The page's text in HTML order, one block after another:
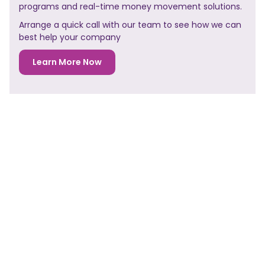
programs and real-time money movement solutions.
Arrange a quick call with our team to see how we can
best help your company
Learn More Now